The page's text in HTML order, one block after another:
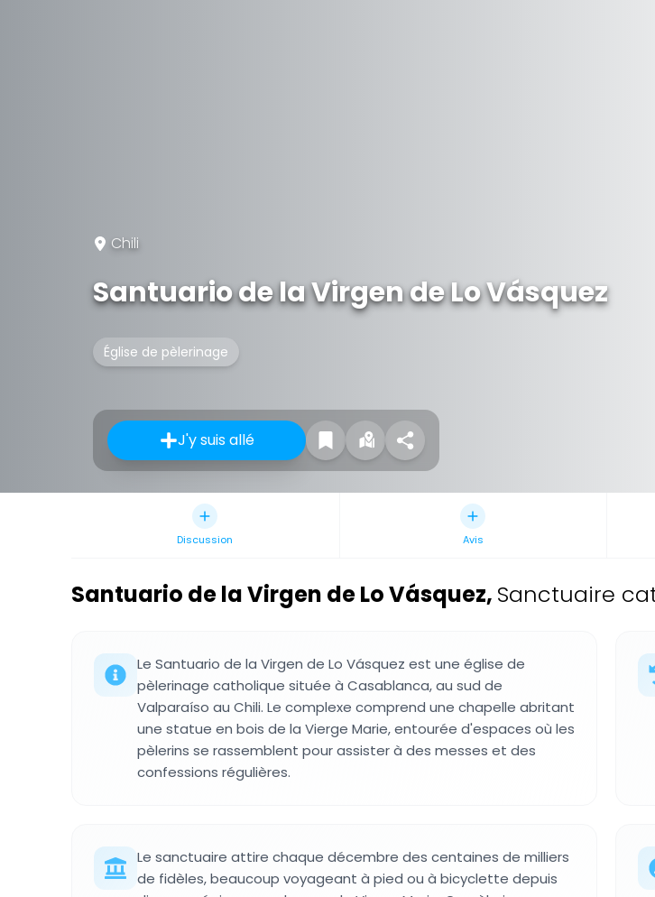
Chili
Santuario de la Virgen de Lo Vásquez
Église de pèlerinage
J'y suis allé
Discussion Avis
Santuario de la Virgen de Lo Vásquez, Sanctuaire
Le Santuario de la Virgen de Lo Vásquez est une église de
pèlerinage catholique située à Casablanca, au sud de
Valparaíso au Chili. Le complexe comprend une chapelle abritant
une statue en bois de la Vierge Marie, entourée d'espaces où les
pèlerins se rassemblent pour assister à des messes et des
confessions régulières.
Le sanctuaire attire chaque décembre des centaines de milliers
de fidèles, beaucoup voyageant à pied ou à bicyclette depuis